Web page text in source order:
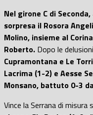
Nel girone C di
sorpresa il Rosora
Molino, insieme al
Roberto. Dopo le
Cupramontana e Le
Lacrima (1-2) e Aesse
Monsano, battuto 0-3
Vince la Serrana di misura